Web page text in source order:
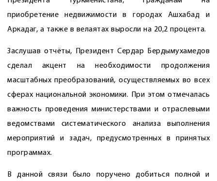
приобретение недвижимости в городах Ашхабад и
Аркадаг, а также в велаятах выросли на 20,2 процента.
Заслушав отчёты, Президент Сердар Бердымухамедов
сделал акцент на необходимости продолжения
масштабных преобразований, осуществляемых во всех
сферах национальной экономики. При этом отмечалась
важность проведения министерствами и отраслевыми
ведомствами систематического анализа выполнения
мероприятий и задач, предусмотренных в принятых
программах.
В данной связи было поручено добиться полной и